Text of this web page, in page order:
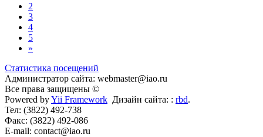
2
3
4
5
»
Статистика посещений
Администратор сайта: webmaster@iao.ru
Все права защищены ©
Powered byYii Framework Дизайн сайта: : rbd.
Тел: (3822) 492-738
Факс: (3822) 492-086
E-mail: contact@iao.ru